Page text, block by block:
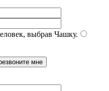
выбрав Чашку.